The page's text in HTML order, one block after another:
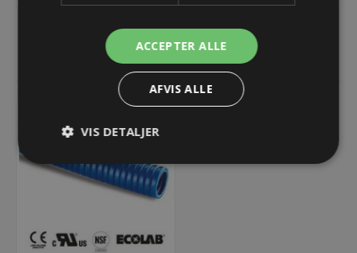
RELATEREDE PRODUKTER
ACCEPTER ALLE
AFVIS ALLE
VIS DETALJER